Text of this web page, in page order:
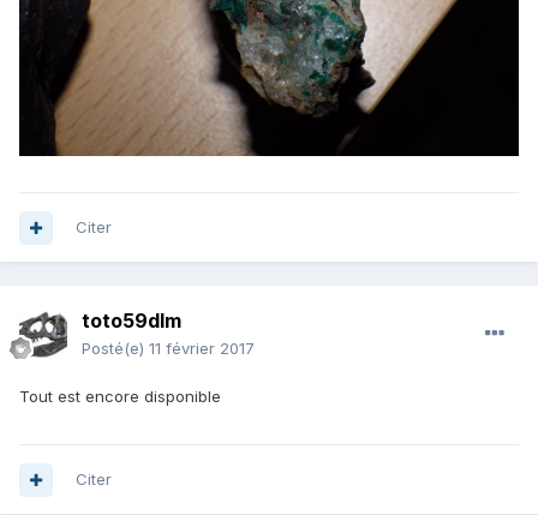
Citer
toto59dlm
Posté(e) 11 février 2017
Tout est encore disponible
Citer